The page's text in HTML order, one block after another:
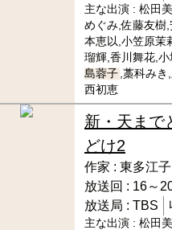
主な出演 : 松田
めぐみ,佐藤友樹
本恵以,小笠原茉
瑠輝,香川舞花,
島蓉子 ,藁科み
西初恵
新・天まで
どけ2
作家 : 東多江子
放送回 : 16～
放送局 : TBS
主な出演 : 松田